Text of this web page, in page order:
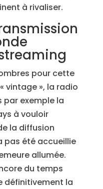
à rivaliser.
pour cette
vintage », la radio
par exemple la
à vouloir
la diffusion
pas été accueillie
allumée.
du temps
définitivement la